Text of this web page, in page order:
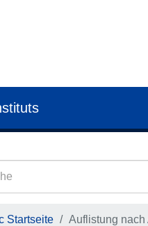
Startseite Auflistung nach